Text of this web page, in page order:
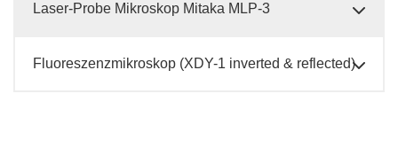
Laser-Probe Mikroskop Mitaka MLP-3
Fluoreszenzmikroskop (XDY-1 inverted & reflected)